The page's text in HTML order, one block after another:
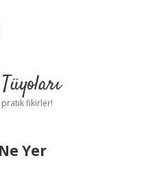
pratik fikirler!
Yer